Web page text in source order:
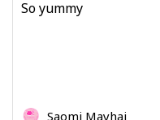
So yummy
Saomi Mayhai